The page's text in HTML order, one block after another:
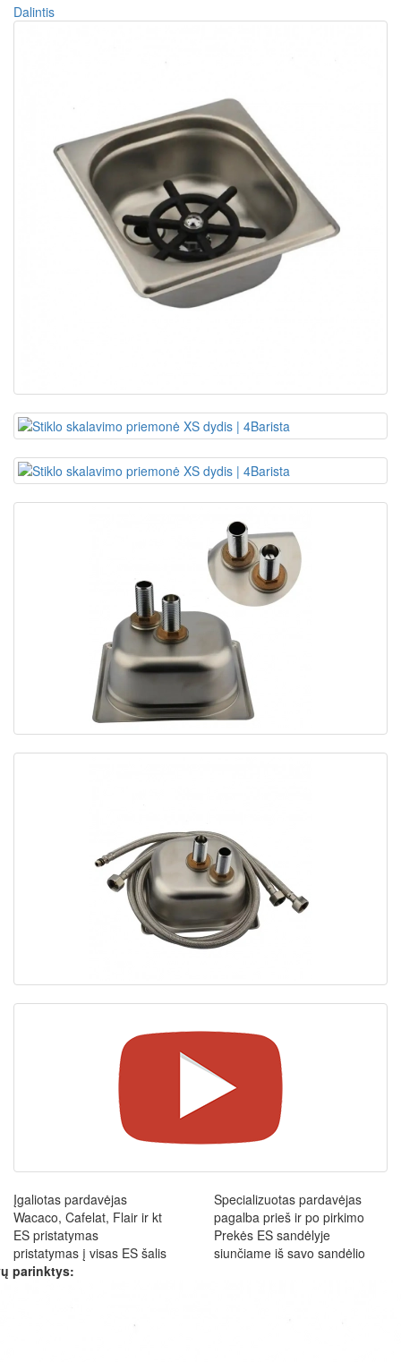
Dalintis
Įgaliotas pardavėjas
Wacaco, Cafelat, Flair ir kt
Specializuotas pardavėjas
pagalba prieš ir po pirkimo
ES pristatymas
pristatymas į visas ES šalis
Prekės ES sandėlyje
siunčiame iš savo sandėlio
parinktys: